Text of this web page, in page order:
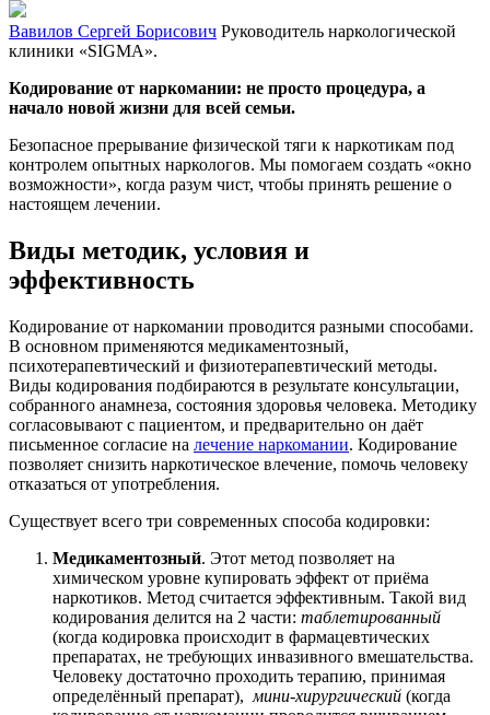
Вавилов Сергей Борисович Руководитель наркологической
клиники «SIGMA».
Кодирование от наркомании: не просто процедура, а
начало новой жизни для всей семьи.
Безопасное прерывание физической тяги к наркотикам под
контролем опытных наркологов. Мы помогаем создать «окно
возможности», когда разум чист, чтобы принять решение о
настоящем лечении.
Виды методик, условия и
эффективность
Кодирование от наркомании проводится разными способами.
В основном применяются медикаментозный,
психотерапевтический и физиотерапевтический методы.
Виды кодирования подбираются в результате консультации,
собранного анамнеза, состояния здоровья человека. Методику
согласовывают с пациентом, и предварительно он даёт
письменное согласие на лечение наркомании. Кодирование
позволяет снизить наркотическое влечение, помочь человеку
отказаться от употребления.
Существует всего три современных способа кодировки:
Медикаментозный. Этот метод позволяет на
химическом уровне купировать эффект от приёма
наркотиков. Метод считается эффективным. Такой вид
кодирования делится на 2 части: таблетированный
(когда кодировка происходит в фармацевтических
препаратах, не требующих инвазивного вмешательства.
Человеку достаточно проходить терапию, принимая
определённый препарат), мини-хирургический (когда